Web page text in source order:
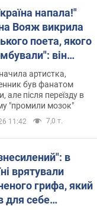
напала!"
Вояж викрила
поета, якого
він
російської не
тепер хоче
українців
артистка,
був фанатом
але після переїзду в
"промили мозок"
11:42 7,0 т.
в
врятували
грифа, який
для себе